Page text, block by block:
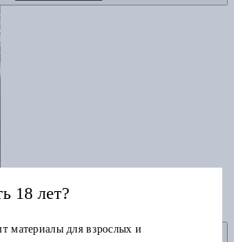
Как есть
Добавить в избранное
18 лет?
материалы для взрослых и